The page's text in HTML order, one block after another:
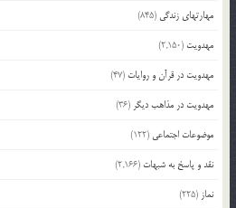
مهارتهای زندگی (845)
مهدویت (2,150)
مهدویت در قرآن و روایات (47)
مهدویت در مذاهب دیگر (36)
موضوعات اجتماعی (122)
نقد و پاسخ به شبهات (2,166)
نماز (225)